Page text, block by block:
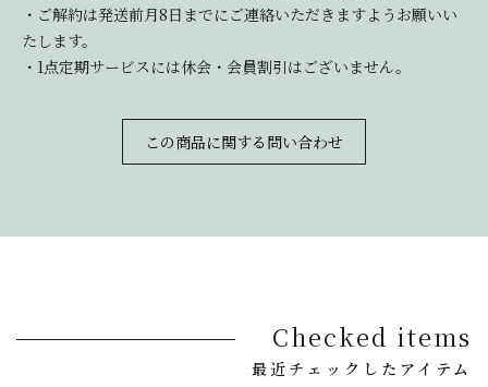
・ご解約は発送前月8日までにご連絡いただきますようお願いい
たします。
・1点定期サービスには休会・会員割引はございません。
この商品に関する問い合わせ
Checked items
最近チェックしたアイテム